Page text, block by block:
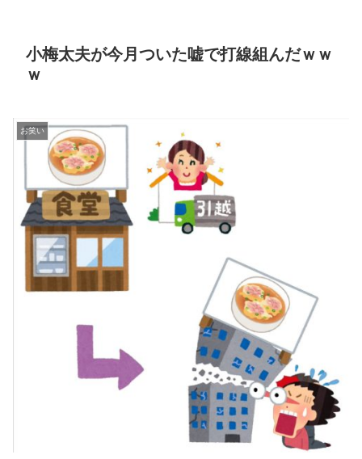
小梅太夫が今月ついた嘘で打線組んだｗｗ
ｗ
お笑い